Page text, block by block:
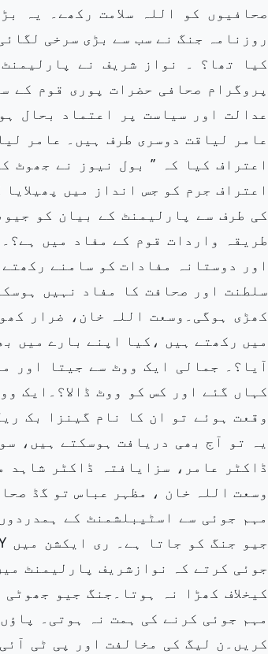
صحافیوں کو اللہ سلامت رکھے۔ یہ
روزنامہ جنگ نے سب سے بڑی سرخی
کیا تھا؟ ۔ نواز شریف نے
پروگرام صحافی حضرات پوری قوم کے
عدالت اور سیاست پر اعتماد بحال
عامر لیاقت دوسری طرف ہیں۔ عامر
اعتراف کیا کہ ’’ بول نیوز نے جھوٹ
اعتراف جرم کو جس انداز میں
کی طرف سے پارلیمنٹ کے بیان کو
طریقہ واردات قوم کے مفاد میں
اور دوستانہ مفادات کو سامنے
سلطنت اور صحافت کا مفاد نہیں
کھڑی ہوگی۔وسعت اللہ خان، ضرار
میں رکھتے ہیں ،کیا اپنے بارے میں
وقعت ہوئے تو ان کا نام گینزا بک
یہ تو آج بھی دریافت ہوسکتے ہیں،
ڈاکٹر عامر، سزایافتہ ڈاکٹر
وسعت اللہ خان ، مظہر عباس تو گڈ
مہم جوئی سے اسٹیبلشمنٹ کے
جوئی کرتے کہ نوازشریف پارلیمنٹ
کیخلاف کھڑا نہ ہوتا۔جنگ جیو
مہم جوئی کرنے کی ہمت نہ ہوتی۔
کریں۔ن لیگ کی مخالفت اور پی ٹی